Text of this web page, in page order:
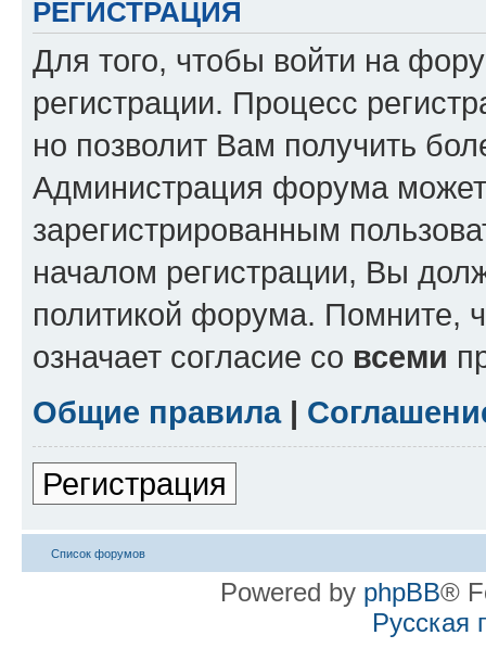
РЕГИСТРАЦИЯ
Для того, чтобы войти на
регистрации. Процесс
но позволит Вам получить
Администрация форума может
зарегистрированным
началом регистрации, Вы
политикой форума. Помните,
означает согласие со всеми
Общие правила|
Регистрация
Список форумов
Powered by phpBB®
Русская